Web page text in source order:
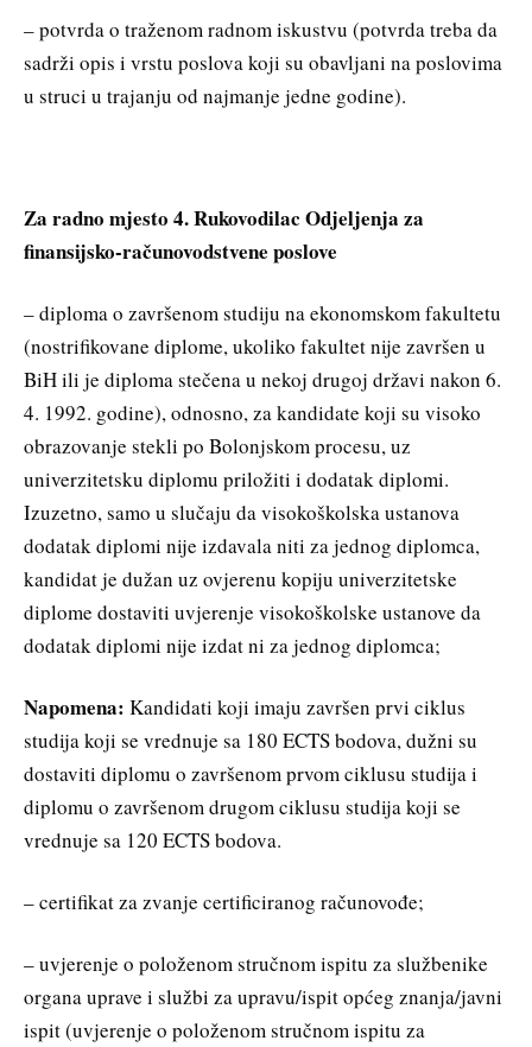
– potvrda o traženom radnom iskustvu (potvrda treba da
sadrži opis i vrstu poslova koji su obavljani na poslovima
u struci u trajanju od najmanje jedne godine).
Za radno mjesto 4. Rukovodilac Odjeljenja za
finansijsko-računovodstvene poslove
– diploma o završenom studiju na ekonomskom fakultetu
(nostrifikovane diplome, ukoliko fakultet nije završen u
BiH ili je diploma stečena u nekoj drugoj državi nakon 6.
4. 1992. godine), odnosno, za kandidate koji su visoko
obrazovanje stekli po Bolonjskom procesu, uz
univerzitetsku diplomu priložiti i dodatak diplomi.
Izuzetno, samo u slučaju da visokoškolska ustanova
dodatak diplomi nije izdavala niti za jednog diplomca,
kandidat je dužan uz ovjerenu kopiju univerzitetske
diplome dostaviti uvjerenje visokoškolske ustanove da
dodatak diplomi nije izdat ni za jednog diplomca;
Napomena: Kandidati koji imaju završen prvi ciklus
studija koji se vrednuje sa 180 ECTS bodova, dužni su
dostaviti diplomu o završenom prvom ciklusu studija i
diplomu o završenom drugom ciklusu studija koji se
vrednuje sa 120 ECTS bodova.
– certifikat za zvanje certificiranog računovođe;
– uvjerenje o položenom stručnom ispitu za službenike
organa uprave i službi za upravu/ispit općeg znanja/javni
ispit (uvjerenje o položenom stručnom ispitu za